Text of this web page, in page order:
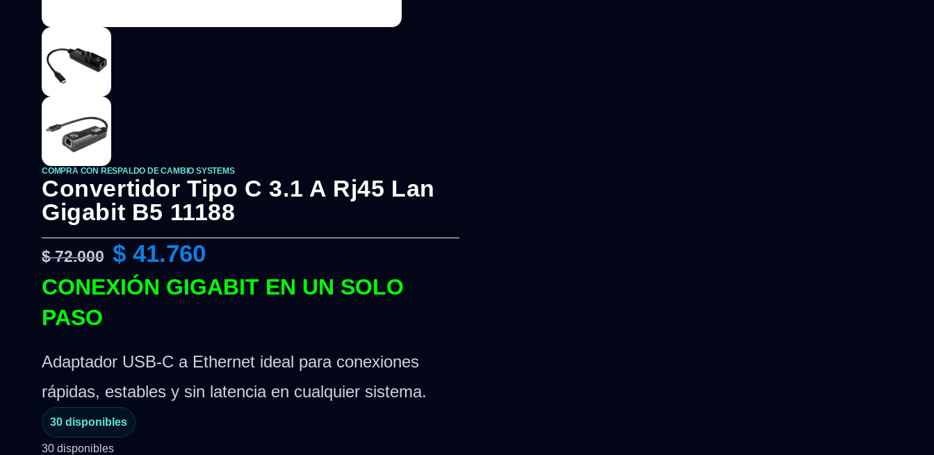
COMPRA CON RESPALDO DE CAMBIO SYSTEMS
Convertidor Tipo C 3.1 A Rj45 Lan
Gigabit B5 11188
$72.000 $ 41.760
CONEXIÓN GIGABIT EN UN SOLO
PASO
Adaptador USB-C a Ethernet ideal para conexiones
rápidas, estables y sin latencia en cualquier sistema.
30 disponibles
30 disponibles